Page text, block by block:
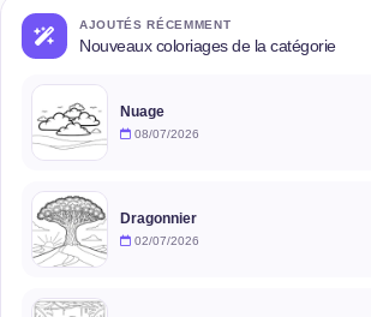
AJOUTÉS RÉCEMMENT
Nouveaux coloriages de la catégorie
Nuage
08/07/2026
Dragonnier
02/07/2026